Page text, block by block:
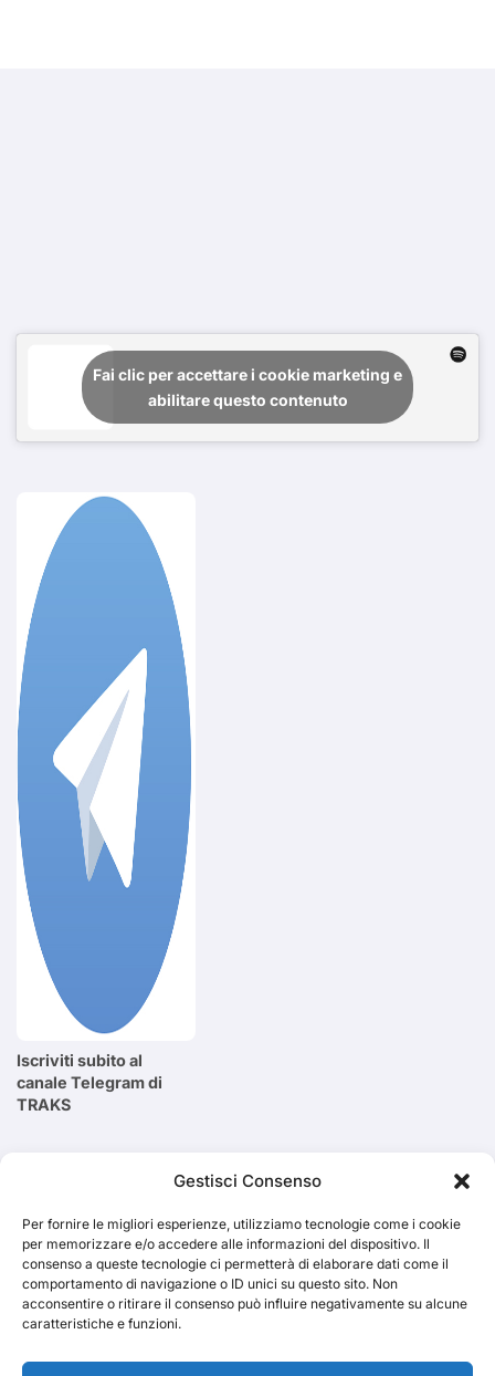
Gestisci Consenso
Per fornire le migliori esperienze, utilizziamo tecnologie come i cookie
per memorizzare e/o accedere alle informazioni del dispositivo. Il
consenso a queste tecnologie ci permetterà di elaborare dati come il
comportamento di navigazione o ID unici su questo sito. Non
acconsentire o ritirare il consenso può influire negativamente su alcune
caratteristiche e funzioni.
Fai clic per accettare i cookie marketing e
abilitare questo contenuto
Iscriviti subito al
canale Telegram di
TRAKS
Cerca